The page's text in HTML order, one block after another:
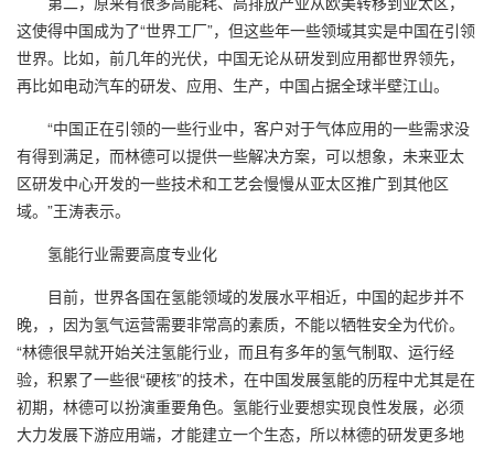
这使得中国成为了“世界工厂”，但这些年一些领域其实是中国在引领
世界。比如，前几年的光伏，中国无论从研发到应用都世界领先，
再比如电动汽车的研发、应用、生产，中国占据全球半壁江山。
“中国正在引领的一些行业中，客户对于气体应用的一些需求没
有得到满足，而林德可以提供一些解决方案，可以想象，未来亚太
区研发中心开发的一些技术和工艺会慢慢从亚太区推广到其他区
域。”王涛表示。
氢能行业需要高度专业化
目前，世界各国在氢能领域的发展水平相近，中国的起步并不
晚，，因为氢气运营需要非常高的素质，不能以牺牲安全为代价。
“林德很早就开始关注氢能行业，而且有多年的氢气制取、运行经
验，积累了一些很“硬核”的技术，在中国发展氢能的历程中尤其是在
初期，林德可以扮演重要角色。氢能行业要想实现良性发展，必须
大力发展下游应用端，才能建立一个生态，所以林德的研发更多地